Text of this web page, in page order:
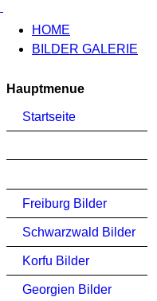
HOME
BILDER GALERIE
Hauptmenue
Startseite
Freiburg Bilder
Schwarzwald Bilder
Korfu Bilder
Georgien Bilder